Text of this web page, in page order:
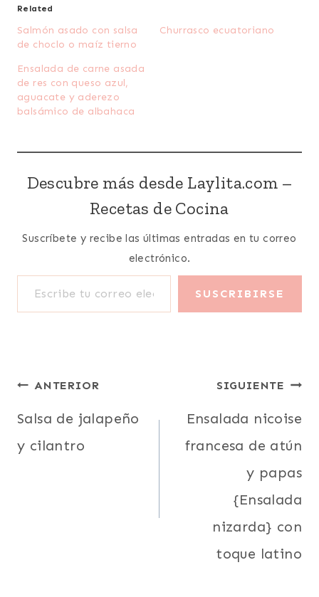
Related
Salmón asado con salsa
de choclo o maíz tierno
Churrasco ecuatoriano
Ensalada de carne asada
de res con queso azul,
aguacate y aderezo
balsámico de albahaca
Descubre más desde Laylita.com –
Recetas de Cocina
Suscríbete y recibe las últimas entradas en tu correo
electrónico.
Escribe tu correo electrónico…
SUSCRIBIRSE
Navegación
de
entradas
ANTERIOR
Salsa de jalapeño
y cilantro
SIGUIENTE
Ensalada nicoise
francesa de atún
y papas
{Ensalada
nizarda} con
toque latino